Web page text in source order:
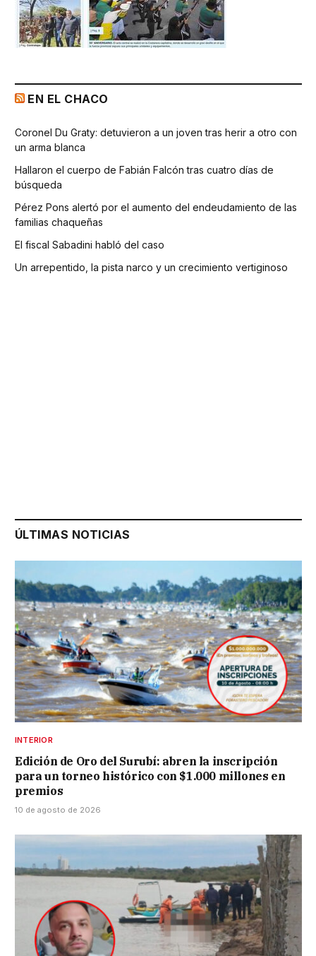
EN EL CHACO
Coronel Du Graty: detuvieron a un joven tras herir a otro con
un arma blanca
Hallaron el cuerpo de Fabián Falcón tras cuatro días de
búsqueda
Pérez Pons alertó por el aumento del endeudamiento de las
familias chaqueñas
El fiscal Sabadini habló del caso
Un arrepentido, la pista narco y un crecimiento vertiginoso
ÚLTIMAS NOTICIAS
INTERIOR
Edición de Oro del Surubí: abren la inscripción
para un torneo histórico con $1.000 millones en
premios
10 de agosto de 2026